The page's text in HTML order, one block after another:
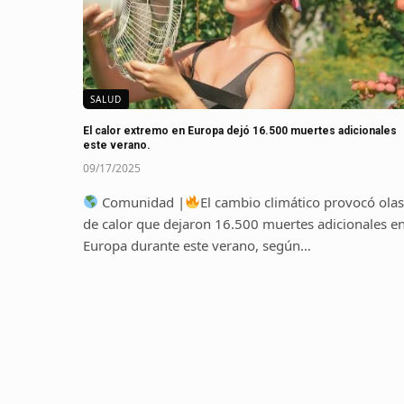
SALUD
El calor extremo en Europa dejó 16.500 muertes adicionales
este verano.
09/17/2025
Comunidad |
El cambio climático provocó olas
de calor que dejaron 16.500 muertes adicionales
Europa durante este verano, según…